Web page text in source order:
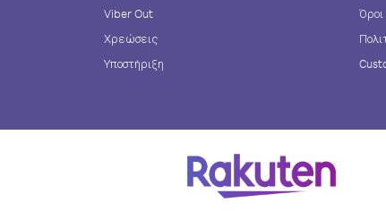
Viber Out
Χρεώσεις
Υποστήριξη